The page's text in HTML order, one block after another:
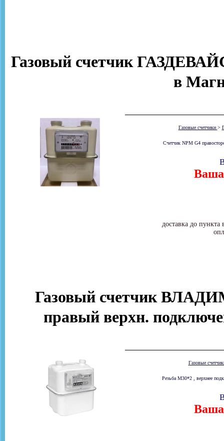
Газовый счетчик
в
Газовые счетчики >
Счетчик NPM G4
Ваша
доставка до
Газовый счетчик
правый верхн.
Газовые
Резьба М30*2 , верхнее
Ваша